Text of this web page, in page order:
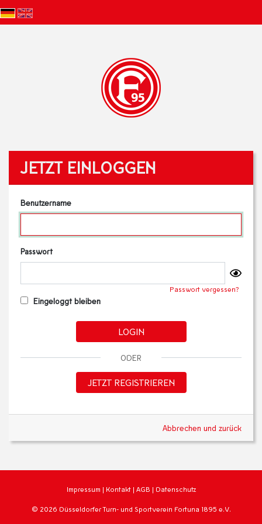
JETZT EINLOGGEN
Benutzername
Passwort
Passwort vergessen?
Eingeloggt bleiben
LOGIN
ODER
JETZT REGISTRIEREN
Abbrechen und zurück
Impressum | Kontakt | AGB | Datenschutz
© 2026 Düsseldorfer Turn- und Sportverein Fortuna 1895 e.V.